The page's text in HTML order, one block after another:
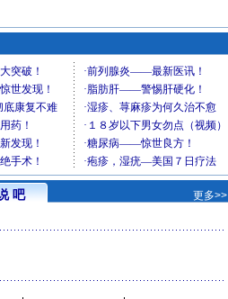
吧 更多>>